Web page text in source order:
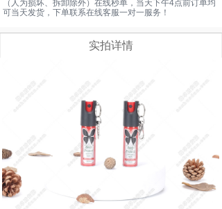
实拍详情
（人为损坏、拆卸除外）在线秒单，当天下午4点前订单均
可当天发货，下单联系在线客服一对一服务！